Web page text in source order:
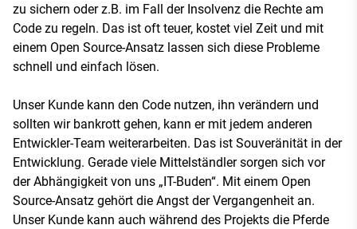
zu sichern oder z.B. im Fall der Insolvenz die Rechte am
Code zu regeln. Das ist oft teuer, kostet viel Zeit und mit
einem Open Source-Ansatz lassen sich diese Probleme
schnell und einfach lösen.
Unser Kunde kann den Code nutzen, ihn verändern und
sollten wir bankrott gehen, kann er mit jedem anderen
Entwickler-Team weiterarbeiten. Das ist Souveränität in der
Entwicklung. Gerade viele Mittelständler sorgen sich vor
der Abhängigkeit von uns „IT-Buden“. Mit einem Open
Source-Ansatz gehört die Angst der Vergangenheit an.
Unser Kunde kann auch während des Projekts die Pferde